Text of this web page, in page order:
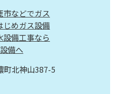
北神山387-5